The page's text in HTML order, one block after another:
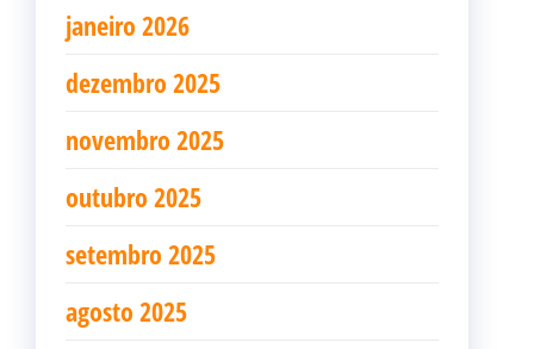
janeiro 2026
dezembro 2025
novembro 2025
outubro 2025
setembro 2025
agosto 2025